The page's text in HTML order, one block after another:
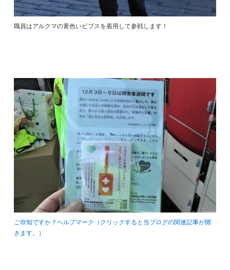
職員はアルクマの黄色いビブスを着用して参戦します！
ご存知ですか？ヘルプマーク（クリックすると当ブログの関連記事が開
きます。）